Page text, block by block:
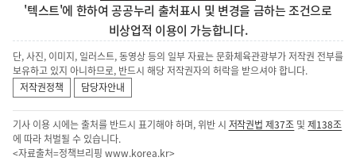
'텍스트'에 한하여 공공누리 출처표시 및 변경을 금하는 조건으로
비상업적 이용이 가능합니다.
단, 사진, 이미지, 일러스트, 동영상 등의 일부 자료는 문화체육관광부가 저작권 전부를
보유하고 있지 아니하므로, 반드시 해당 저작권자의 허락을 받으셔야 합니다.
저작권정책
담당자안내
기사 이용 시에는 출처를 반드시 표기해야 하며, 위반 시 저작권법 제37조 및제138조
에 따라 처벌될 수 있습니다.
<자료출처=정책브리핑 www.korea.kr>